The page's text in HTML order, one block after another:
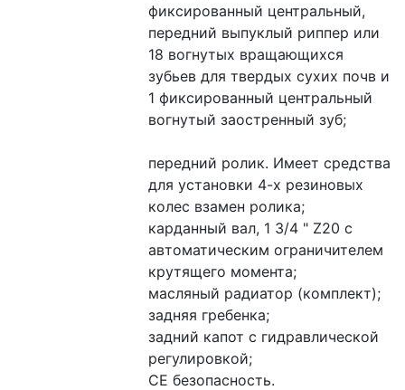
фиксированный центральный,
передний выпуклый риппер или
18 вогнутых вращающихся
зубьев для твердых сухих почв и
1 фиксированный центральный
вогнутый заостренный зуб;
передний ролик. Имеет средства
для установки 4-х резиновых
колес взамен ролика;
карданный вал, 1 3/4 " Z20 с
автоматическим ограничителем
крутящего момента;
масляный радиатор (комплект);
задняя гребенка;
задний капот с гидравлической
регулировкой;
CE безопасность.